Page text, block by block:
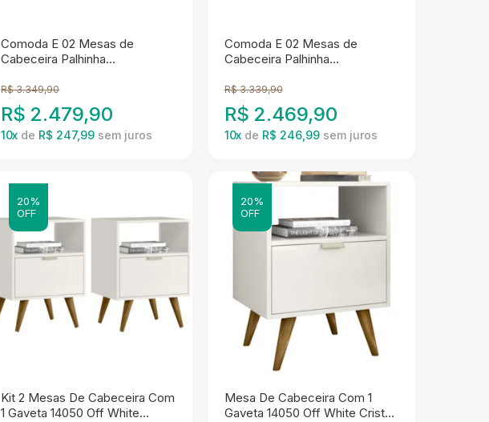
Comoda E 02 Mesas de
Cabeceira Palhinha
Artesano
R$ 3.349,90
R$ 2.479,90
10x de R$ 247,99
Comoda E 02 Mesas de
Cabeceira Palhinha
Hanover Artesano
R$ 3.339,90
R$ 2.469,90
10x de R$ 246,99
20%
OFF
Kit 2 Mesas De Cabeceira Com
1 Gaveta 14050 Off White
20%
OFF
Mesa De Cabeceira Com 1
Gaveta 14050 Off White Cristal